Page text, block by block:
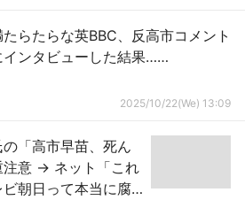
らたらな英BBC、反高市コメント
インタビューした結果……
2025/10/22(We) 13:09
「高市早苗、死ん
注意 → ネット「これ
朝日って本当に腐